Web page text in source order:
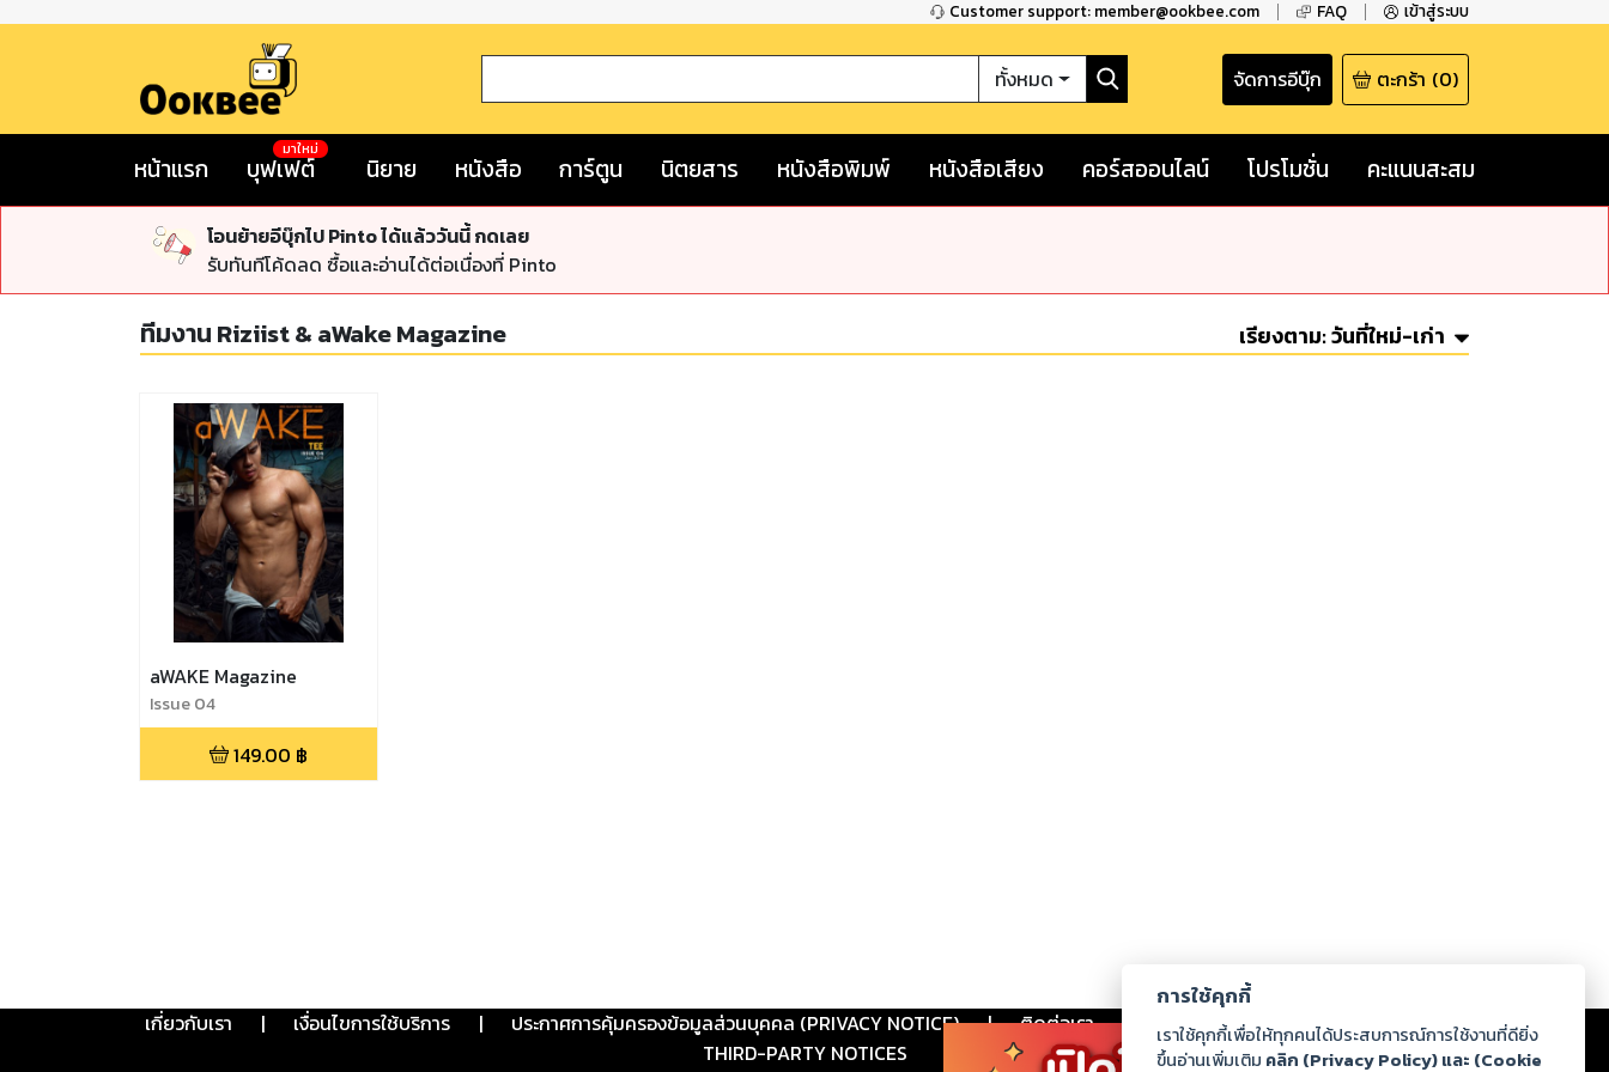
Customer support: member@ookbee.com FAQ เข้าสู่ระบบ
ทั้งหมด จัดการอีบุ๊ก ตะกร้า (0)
หน้าแรก บุฟเฟต์
มาใหม่
นิยาย หนังสือ การ์ตูน นิตยสาร หนังสือพิมพ์ หนังสือเสียง คอร์สออนไลน์ โปรโมชั่น คะแนนสะสม
โอนย้ายอีบุ๊กไป Pinto ได้แล้ววันนี้ กดเลย
รับทันทีโค้ดลด ซื้อและอ่านได้ต่อเนื่องที่ Pinto
ทีมงาน Riziist & aWake Magazine เรียงตาม:วันที่ใหม่-เก่า
aWAKE Magazine
Issue 04
149.00 ฿
เกี่ยวกับเรา | เงื่อนไขการใช้บริการ | ประกาศการคุ้มครองข้อมูลส่วนบุคคล (PRIVACY NOTICE) | ติดต่อเรา ร่วมงานกับเรา ดาวน์โหลด
THIRD-PARTY NOTICES
การใช้คุกกี้
เราใช้คุกกี้เพื่อให้ทุกคนได้ประสบการณ์การใช้งานที่ดียิ่ง
ขึ้นอ่านเพิ่มเติม คลิก (Privacy Policy) และ (Cookie